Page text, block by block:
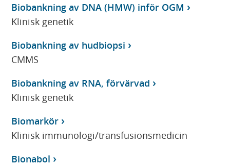
Biobankning av DNA (HMW) inför OGM
Klinisk genetik
Biobankning av hudbiopsi
CMMS
Biobankning av RNA, förvärvad
Klinisk genetik
Biomarkör
Klinisk immunologi/transfusionsmedicin
Bionabol